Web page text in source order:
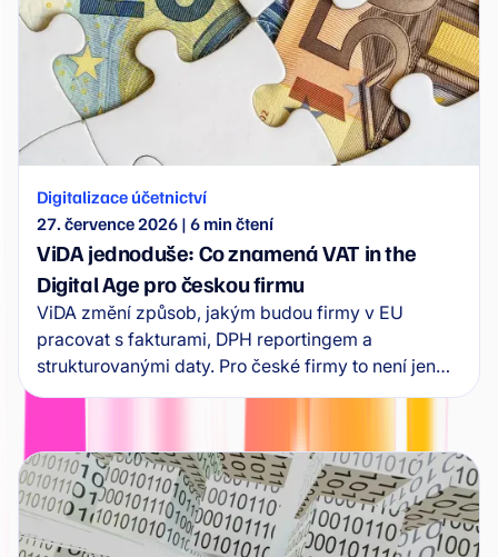
Digitalizace účetnictví
27. července 2026 | 6 min čtení
ViDA jednoduše: Co znamená VAT in the
Digital Age pro českou firmu
ViDA změní způsob, jakým budou firmy v EU
pracovat s fakturami, DPH reportingem a
strukturovanými daty. Pro české firmy to není jen
legislativní téma, ale signál, že účetní procesy musí
Čím dřív firma začne řešit data, workflow a
napojení na ERP, tím menší riziko bude později
znamenat povinná změna.